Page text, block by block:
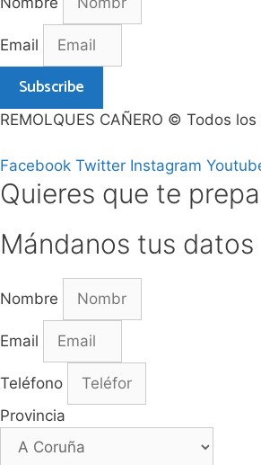
Email
Subscribe
REMOLQUES CAÑERO © Todos
Facebook Twitter Instagram
Quieres que te
Mándanos tus datos
Nombre
Email
Teléfono
Provincia